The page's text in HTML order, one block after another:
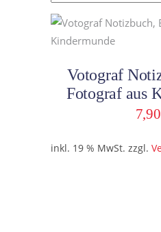
In den
Votograf
Fotograf aus
7,90
inkl. 19 % MwSt. zzgl.